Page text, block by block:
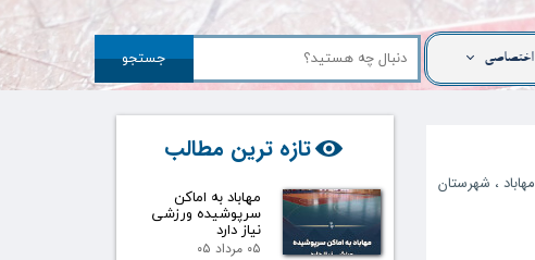
اختصاصی جستجو
مهاباد ، شهرستان
تازه ترین مطالب
مهاباد به اماکن
سرپوشیده ورزشی
نیاز دارد
۰۵ مرداد ۰۵